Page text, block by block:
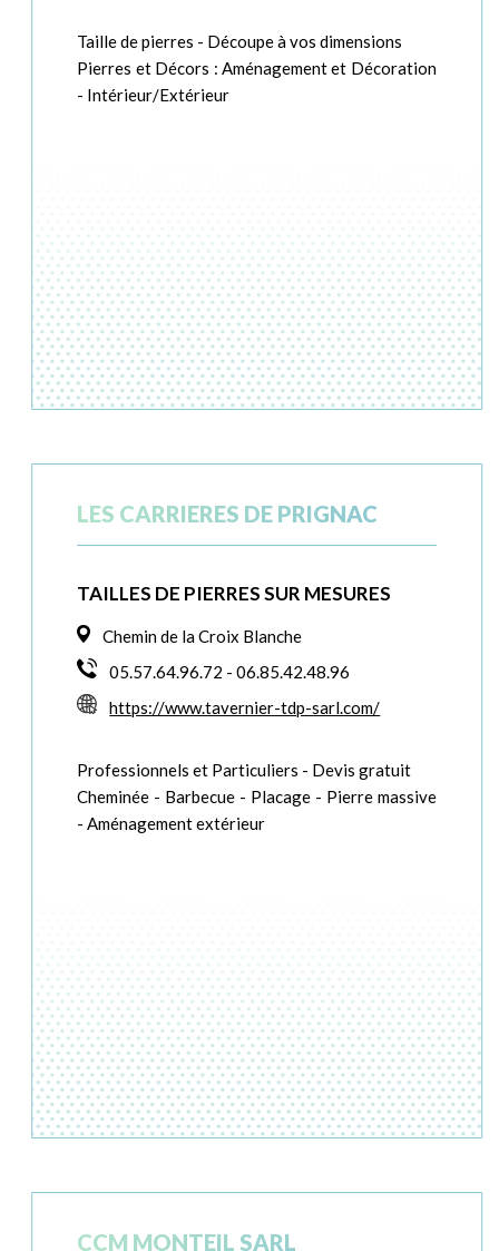
Taille de pierres - Découpe à vos dimensions
Pierres et Décors : Aménagement et Décoration
- Intérieur/Extérieur
LES CARRIERES DE PRIGNAC
TAILLES DE PIERRES SUR MESURES
Chemin de la Croix Blanche
05.57.64.96.72 - 06.85.42.48.96
https://www.tavernier-tdp-sarl.com/
Professionnels et Particuliers - Devis gratuit
Cheminée - Barbecue - Placage - Pierre massive
- Aménagement extérieur
CCM MONTEIL SARL